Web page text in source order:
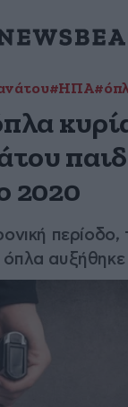
#ΗΠΑ
2020
αυξήθηκε